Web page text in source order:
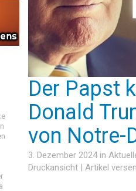
Der Papst
Donald
von Notre-
3. Dezember 2024 in
Druckansicht | Artikel